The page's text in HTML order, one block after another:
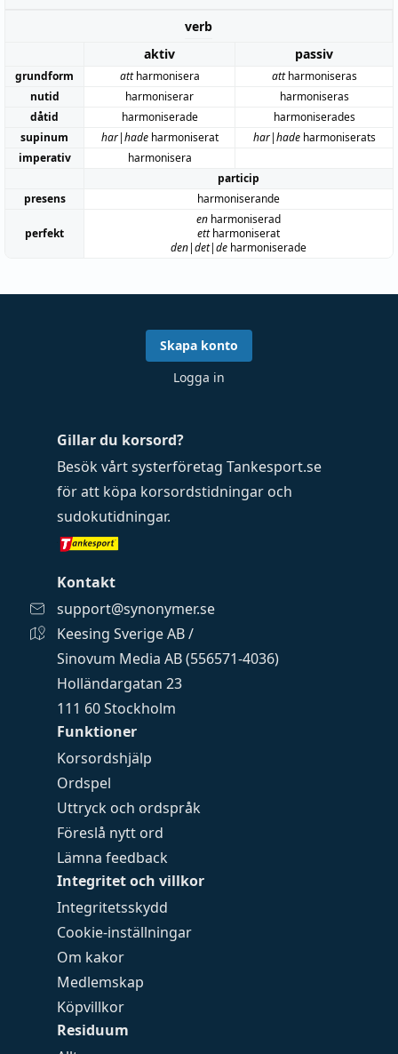
verb
aktiv
passiv
grundform attharmonisera attharmoniseras
nutid
harmoniserar
harmoniseras
dåtid
harmoniserade
harmoniserades
supinum
har|hadeharmoniserat har|hadeharmoniserats
imperativ
harmonisera
particip
presens
harmoniserande
perfekt
en harmoniserad
ettharmoniserat
den|det|de harmoniserade
Funktioner
Korsordshjälp
Ordspel
Uttryck och ordspråk
Föreslå nytt ord
Lämna feedback
Integritet och villkor
Integritetsskydd
Cookie-inställningar
Om kakor
Medlemskap
Köpvillkor
Residuum
Gillar du korsord?
Besök vårt systerföretag Tankesport.se
för att köpa korsordstidningar och
sudokutidningar.
Kontakt
support@synonymer.se
Keesing Sverige AB /
Sinovum Media AB (556571-4036)
Holländargatan 23
111 60 Stockholm
Skapa konto
Logga in